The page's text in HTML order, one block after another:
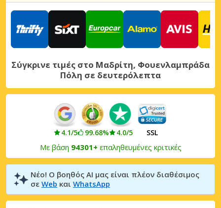
Σύγκρινε τιμές στο Μαδρίτη, Φουενλαμπράδα
Πόλη σε δευτερόλεπτα
4.1/5 99.68% 4.0/5 SSL
Με βάση 94301+ επαληθευμένες κριτικές
Νέο! Ο βοηθός AI μας είναι πλέον διαθέσιμος
σε Web και WhatsApp